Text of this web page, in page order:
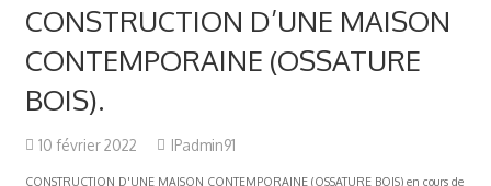
CONSTRUCTION D’UNE MAISON
CONTEMPORAINE (OSSATURE
BOIS).
10 février 2022 IPadmin91
CONSTRUCTION D'UNE MAISON CONTEMPORAINE (OSSATURE BOIS) en cours de